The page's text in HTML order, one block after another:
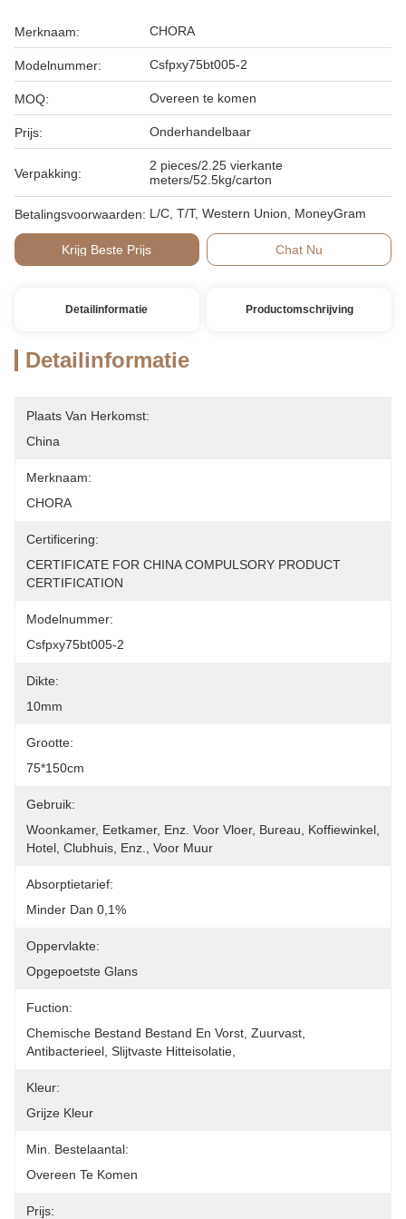
Merknaam: CHORA
Modelnummer: Csfpxy75bt005-2
MOQ: Overeen te komen
Prijs: Onderhandelbaar
Verpakking:
2 pieces/2.25 vierkante
meters/52.5kg/carton
Betalingsvoorwaarden: L/C, T/T, Western Union, MoneyGram
Krijg Beste Prijs Chat Nu
Detailinformatie Productomschrijving
Detailinformatie
Plaats Van Herkomst:
China
Merknaam:
CHORA
Certificering:
CERTIFICATE FOR CHINA COMPULSORY PRODUCT
CERTIFICATION
Modelnummer:
Csfpxy75bt005-2
Dikte:
10mm
Grootte:
75*150cm
Gebruik:
Woonkamer, Eetkamer, Enz. Voor Vloer, Bureau, Koffiewinkel,
Hotel, Clubhuis, Enz., Voor Muur
Absorptietarief:
Minder Dan 0,1%
Oppervlakte:
Opgepoetste Glans
Fuction:
Chemische Bestand Bestand En Vorst, Zuurvast,
Antibacterieel, Slijtvaste Hitteisolatie,
Kleur:
Grijze Kleur
Min. Bestelaantal:
Overeen Te Komen
Prijs: